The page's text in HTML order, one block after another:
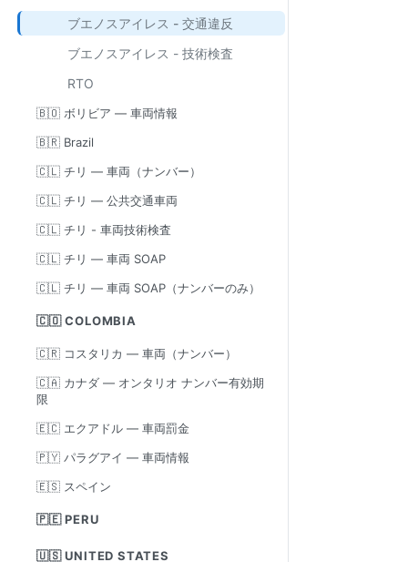
ブエノスアイレス - 交通違反
ブエノスアイレス - 技術検査
RTO
🇧🇴 ボリビア — 車両情報
🇧🇷 Brazil
🇨🇱 チリ — 車両（ナンバー）
🇨🇱 チリ — 公共交通車両
🇨🇱 チリ - 車両技術検査
🇨🇱 チリ — 車両 SOAP
🇨🇱 チリ — 車両 SOAP（ナンバーのみ）
🇨🇴 COLOMBIA
🇨🇷 コスタリカ — 車両（ナンバー）
🇨🇦 カナダ — オンタリオ ナンバー有効期
限
🇪🇨 エクアドル — 車両罰金
🇵🇾 パラグアイ — 車両情報
🇪🇸 スペイン
🇵🇪 PERU
🇺🇸 UNITED STATES